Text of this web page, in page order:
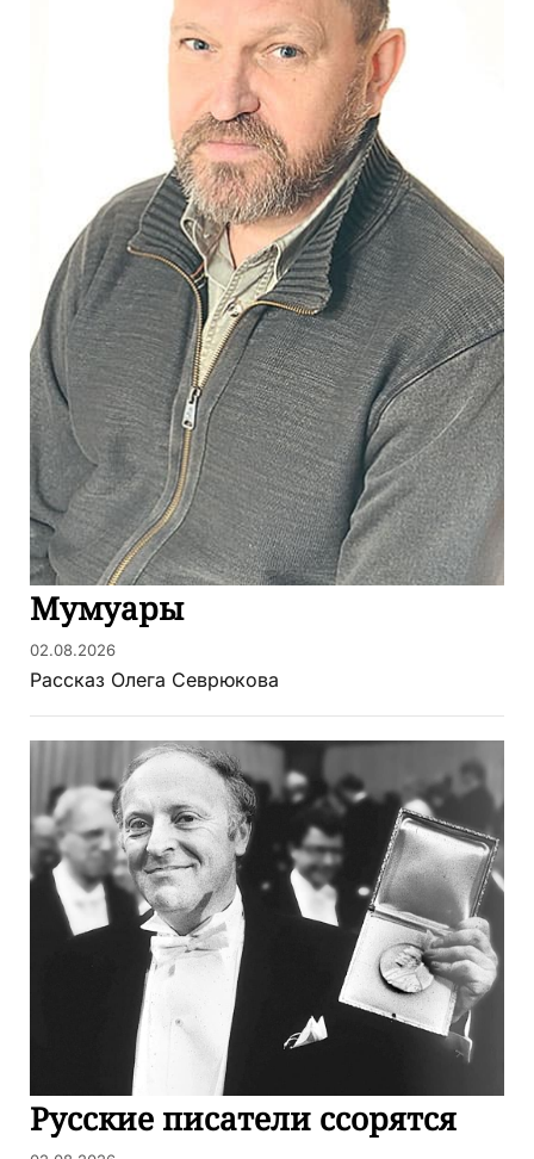
Мумуары
02.08.2026
Рассказ Олега Севрюкова
Русские писатели ссорятся